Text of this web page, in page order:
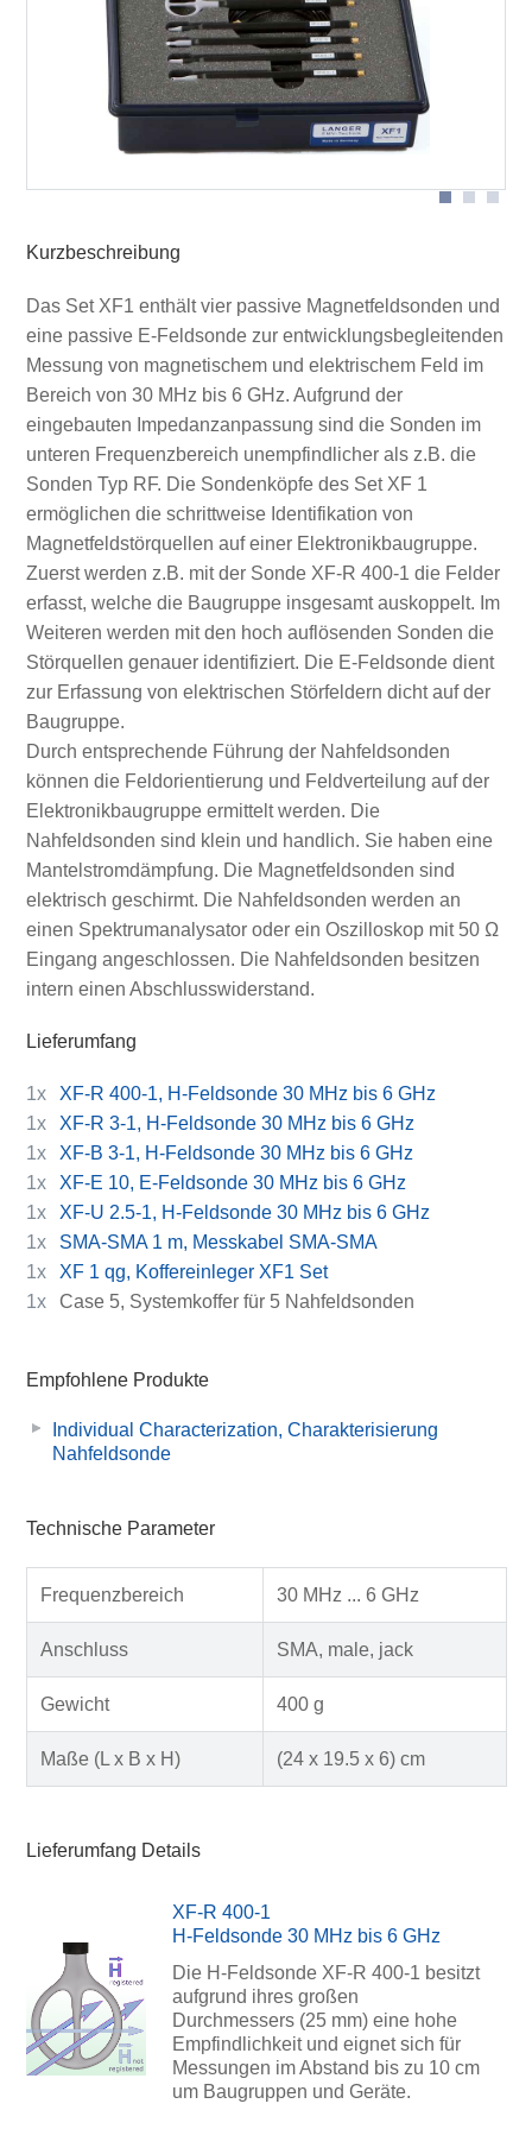
Anwendung XF-U 2,5-1
Messanordnung Nahfeldsonden
Kurzbeschreibung
Das Set XF1 enthält vier passive Magnetfeldsonden und
eine passive E-Feldsonde zur entwicklungsbegleitenden
Messung von magnetischem und elektrischem Feld im
Bereich von 30 MHz bis 6 GHz. Aufgrund der
eingebauten Impedanzanpassung sind die Sonden im
unteren Frequenzbereich unempfindlicher als z.B. die
Sonden Typ RF. Die Sondenköpfe des Set XF 1
ermöglichen die schrittweise Identifikation von
Magnetfeldstörquellen auf einer Elektronikbaugruppe.
Zuerst werden z.B. mit der Sonde XF-R 400-1 die Felder
erfasst, welche die Baugruppe insgesamt auskoppelt. Im
Weiteren werden mit den hoch auflösenden Sonden die
Störquellen genauer identifiziert. Die E-Feldsonde dient
zur Erfassung von elektrischen Störfeldern dicht auf der
Baugruppe.
Durch entsprechende Führung der Nahfeldsonden
können die Feldorientierung und Feldverteilung auf der
Elektronikbaugruppe ermittelt werden. Die
Nahfeldsonden sind klein und handlich. Sie haben eine
Mantelstromdämpfung. Die Magnetfeldsonden sind
elektrisch geschirmt. Die Nahfeldsonden werden an
einen Spektrumanalysator oder ein Oszilloskop mit 50 Ω
Eingang angeschlossen. Die Nahfeldsonden besitzen
intern einen Abschlusswiderstand.
Lieferumfang
1x
XF-R 400-1, H-Feldsonde 30 MHz bis 6 GHz
1x
XF-R 3-1, H-Feldsonde 30 MHz bis 6 GHz
1x
XF-B 3-1, H-Feldsonde 30 MHz bis 6 GHz
1x
XF-E 10, E-Feldsonde 30 MHz bis 6 GHz
1x
XF-U 2.5-1, H-Feldsonde 30 MHz bis 6 GHz
1x
SMA-SMA 1 m, Messkabel SMA-SMA
1x
XF 1 qg, Koffereinleger XF1 Set
1x
Case 5, Systemkoffer für 5 Nahfeldsonden
Empfohlene Produkte
Individual Characterization, Charakterisierung
Nahfeldsonde
Technische Parameter
Frequenzbereich 30 MHz ... 6 GHz
Anschluss SMA, male, jack
Gewicht 400 g
Maße (L x B x H) (24 x 19.5 x 6) cm
Lieferumfang Details
XF-R 400-1
H-Feldsonde 30 MHz bis 6 GHz
Die H-Feldsonde XF-R 400-1 besitzt
aufgrund ihres großen
Durchmessers (25 mm) eine hohe
Empfindlichkeit und eignet sich für
Messungen im Abstand bis zu 10 cm
um Baugruppen und Geräte.